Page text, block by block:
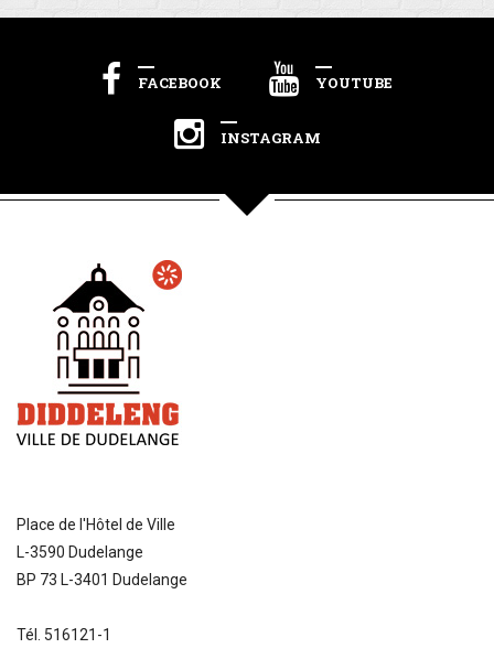
FACEBOOK YOUTUBE
INSTAGRAM
Place de l'Hôtel de Ville
L-3590 Dudelange
BP 73 L-3401 Dudelange
Tél. 516121-1